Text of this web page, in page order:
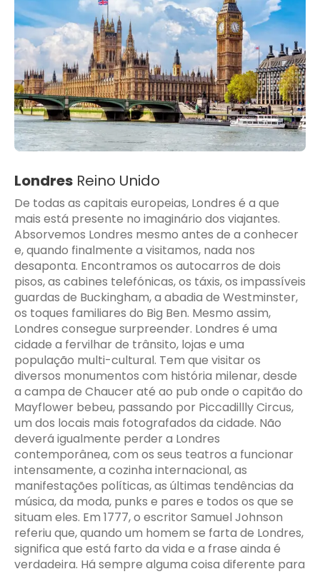
Londres Reino Unido
De todas as capitais europeias, Londres é a que
mais está presente no imaginário dos viajantes.
Absorvemos Londres mesmo antes de a conhecer
e, quando finalmente a visitamos, nada nos
desaponta. Encontramos os autocarros de dois
pisos, as cabines telefónicas, os táxis, os impassíveis
guardas de Buckingham, a abadia de Westminster,
os toques familiares do Big Ben. Mesmo assim,
Londres consegue surpreender. Londres é uma
cidade a fervilhar de trânsito, lojas e uma
população multi-cultural. Tem que visitar os
diversos monumentos com história milenar, desde
a campa de Chaucer até ao pub onde o capitão do
Mayflower bebeu, passando por Piccadillly Circus,
um dos locais mais fotografados da cidade. Não
deverá igualmente perder a Londres
contemporânea, com os seus teatros a funcionar
intensamente, a cozinha internacional, as
manifestações políticas, as últimas tendências da
música, da moda, punks e pares e todos os que se
situam eles. Em 1777, o escritor Samuel Johnson
referiu que, quando um homem se farta de Londres,
significa que está farto da vida e a frase ainda é
verdadeira. Há sempre alguma coisa diferente para